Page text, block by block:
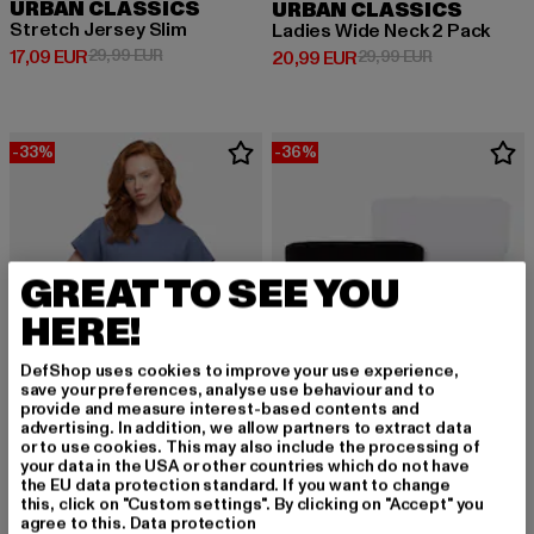
URBAN CLASSICS
Stretch Jersey Slim
17,09 EUR
Derzeitiger Preis: 17,09 EUR
29,99 EURAktionspreis: 29,99 EUR
URBAN CLASSICS
Ladies Wide Neck 2 Pack
20,99 EUR
Derzeitiger Preis: 20,99 EUR
29,99 EURAktionspreis:
-33%
URBAN CLASSICS
Essentials Empire Valance
-36%
URBAN CLASSICS
GREAT TO SEE YOU
HERE!
DefShop uses cookies to improve your use experience,
save your preferences, analyse use behaviour and to
provide and measure interest-based contents and
advertising. In addition, we allow partners to extract data
or to use cookies. This may also include the processing of
your data in the USA or other countries which do not have
the EU data protection standard. If you want to change
this, click on "Custom settings". By clicking on "Accept" you
agree to this. Data protection